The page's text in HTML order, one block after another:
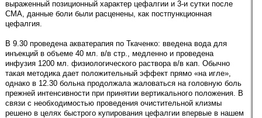
выраженный позиционный характер цефалгии и 3-и сутки после
СМА, данные боли были расценены, как постпункционная
цефалгия.
В 9.30 проведена акватерапия по Ткаченко: введена вода для
инъекций в объеме 40 мл. в/в стр., медленно и проведена
инфузия 1200 мл. физиологического раствора в/в кап. Обычно
такая методика дает положительный эффект прямо «на игле»,
однако в 12.30 больна продолжала жаловаться на головную боль
прежней интенсивности при принятии вертикального положения. В
связи с необходимостью проведения очистительной клизмы
решено в целях быстрого купирования цефалгии впервые в нашем